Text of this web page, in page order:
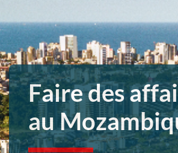
Faire des
au